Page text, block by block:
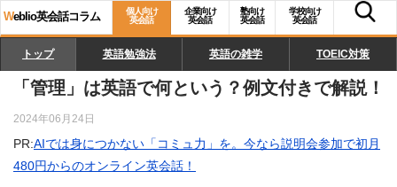
Weblio英会話コラム
個人向け
英会話
企業向け
英会話
塾向け
英会話
学校向け
英会話
トップ 英語勉強法 英語の雑学 TOEIC対策
「管理」は英語で何という？例文付きで解説！
2024年06月24日
PR:AIでは身につかない「コミュ力」を。今なら説明会参加で初月
480円からのオンライン英会話！